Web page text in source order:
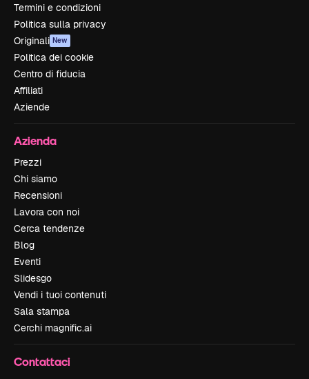
Termini e condizioni
Politica sulla privacy
Originali New
Politica dei cookie
Centro di fiducia
Affiliati
Aziende
Azienda
Prezzi
Chi siamo
Recensioni
Lavora con noi
Cerca tendenze
Blog
Eventi
Slidesgo
Vendi i tuoi contenuti
Sala stampa
Cerchi magnific.ai
Contattaci